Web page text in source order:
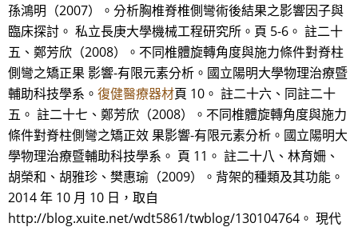
孫鴻明（2007）。分析胸椎脊椎側彎術後結果之影響因子與
臨床探討。 私立長庚大學機械工程研究所。頁 5-6。 註二十
五、鄭芳欣（2008）。不同椎體旋轉角度與施力條件對脊柱
側彎之矯正果 影響-有限元素分析。國立陽明大學物理治療暨
輔助科技學系。 復健醫療器材頁 10。 註二十六、同註二十
五。 註二十七、鄭芳欣（2008）。不同椎體旋轉角度與施力
條件對脊柱側彎之矯正效 果影響-有限元素分析。國立陽明大
學物理治療暨輔助科技學系。 頁 11。 註二十八、林育姍、
胡榮和、胡雅珍、樊惠瑜（2009）。背架的種類及其功能。
2014 年 10 月 10 日，取自
http://blog.xuite.net/wdt5861/twblog/130104764。 現代